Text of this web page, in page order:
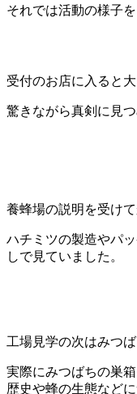
それでは活動の様子
受付のお店に入ると
驚きながら真剣に見つ
養蜂場の説明を受け
ハチミツの製造やパ
しで見ていました。
工場見学の次はみつ
実際にみつばちの巣
歴史や蜂の生態など